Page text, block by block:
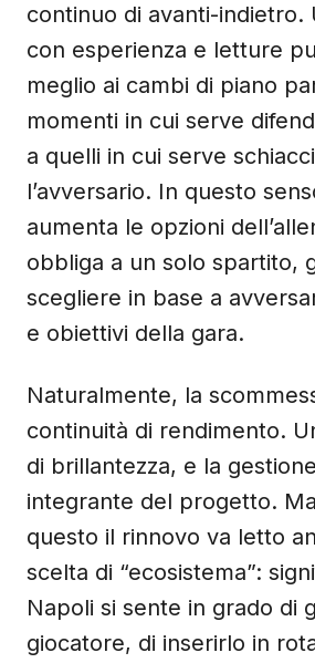
continuo di avanti-indietro.
con esperienza e letture
meglio ai cambi di piano
momenti in cui serve
a quelli in cui serve
l’avversario. In questo
aumenta le opzioni
obbliga a un solo spartito,
scegliere in base a
e obiettivi della gara.
Naturalmente, la
continuità di rendimento.
di brillantezza, e la
integrante del progetto.
questo il rinnovo va letto
scelta di “ecosistema”:
Napoli si sente in grado di
giocatore, di inserirlo in